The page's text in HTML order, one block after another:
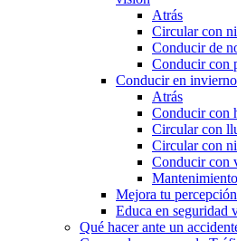
Atrás
Circular con
Conducir de
Conducir con
Conducir en invierno
Atrás
Conducir con
Circular con
Circular con
Conducir con
Mejora tu
Educa en seguridad
Qué hacer ante un